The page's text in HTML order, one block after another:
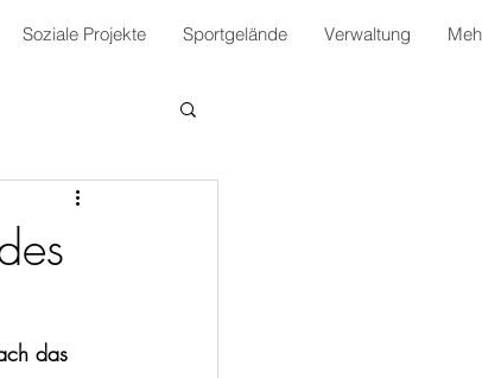
Soziale Projekte Sportgelände Verwaltung
das